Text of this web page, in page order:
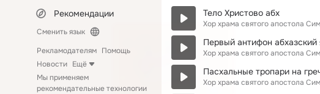
Рекомендации
Сменить язык
Рекламодателям Помощь
Новости Ещё
Мы применяем
рекомендательные технологии
Тело Христово абх
Хор храма святого апостола
Первый антифон абхазский
Хор храма святого апостола
Пасхальные тропари на
Хор храма святого апостола